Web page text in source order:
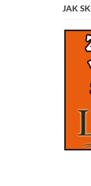
JAK